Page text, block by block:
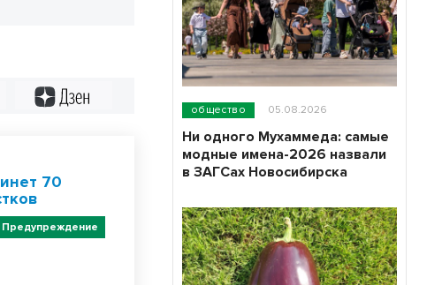
70
Предупреждение
общество 05.08.2026
Ни одного Мухаммеда: самые
модные имена-2026 назвали
в ЗАГСах Новосибирска